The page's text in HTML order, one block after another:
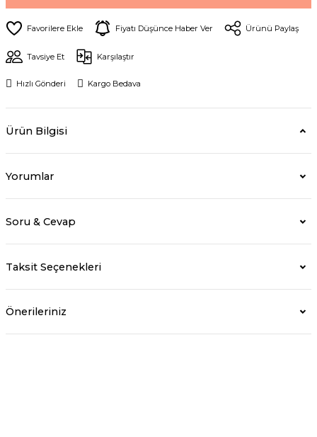
Fiyatı Düşünce Haber Ver Ürünü Paylaş
Tavsiye Et Karşılaştır
Hızlı Gönderi Kargo Bedava
Ürün Bilgisi
Yorumlar
Soru & Cevap
Taksit Seçenekleri
Önerileriniz